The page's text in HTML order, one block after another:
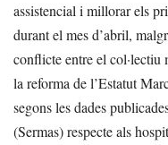
assistencial i millorar els
durant el mes d’abril,
conflicte entre el
la reforma de l’Estatut
segons les dades
(Sermas) respecte als